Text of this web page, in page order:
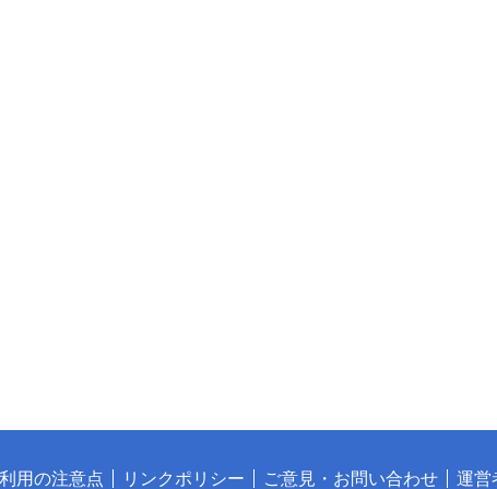
用の注意点 リンクポリシー ご意見・お問い合わせ 運営